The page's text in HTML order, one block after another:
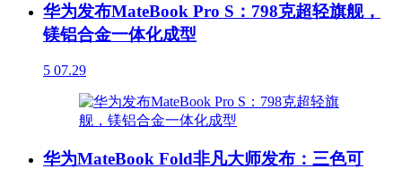
华为发布MateBook Pro S：798克超轻旗舰，
镁铝合金一体化成型
5 07.29
华为MateBook Fold非凡大师发布：三色可